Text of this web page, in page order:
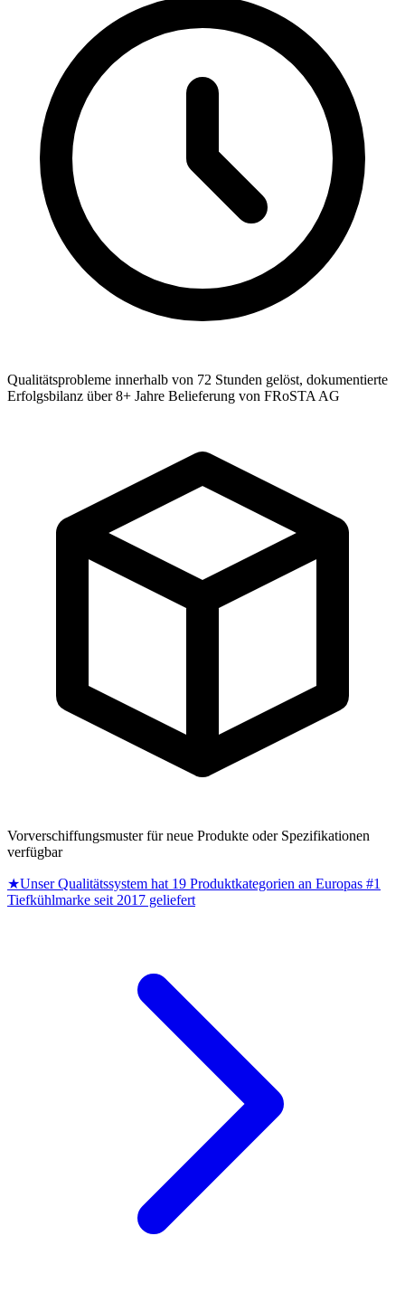
Qualitätsprobleme innerhalb von 72 Stunden gelöst, dokumentierte
Erfolgsbilanz über 8+ Jahre Belieferung von FRoSTA AG
Vorverschiffungsmuster für neue Produkte oder Spezifikationen
verfügbar
★Unser Qualitätssystem hat 19 Produktkategorien an Europas #1
Tiefkühlmarke seit 2017 geliefert